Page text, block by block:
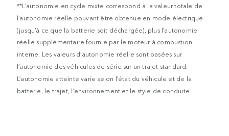
**L’autonomie en cycle mixte correspond à la valeur totale de
l’autonomie réelle pouvant être obtenue en mode électrique
(jusqu’à ce que la batterie soit déchargée), plus l’autonomie
réelle supplémentaire fournie par le moteur à combustion
interne. Les valeurs d’autonomie réelle sont basées sur
l’autonomie des véhicules de série sur un trajet standard.
L’autonomie atteinte varie selon l’état du véhicule et de la
batterie, le trajet, l’environnement et le style de conduite.